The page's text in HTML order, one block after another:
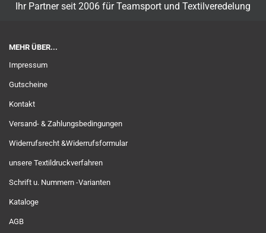
Ihr Partner seit 2006 für Teamsport und Textilveredelung
MEHR ÜBER...
Impressum
Gutscheine
Kontakt
Versand- & Zahlungsbedingungen
Widerrufsrecht &Widerrufsformular
unsere Textildruckverfahren
Schrift u. Nummern -Varianten
Kataloge
AGB